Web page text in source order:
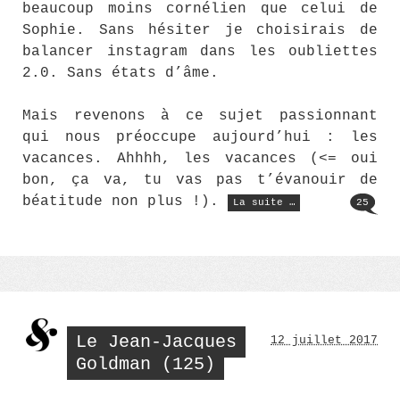
beaucoup moins cornélien que celui de
Sophie. Sans hésiter je choisirais de
balancer instagram dans les oubliettes
2.0. Sans états d’âme.
Mais revenons à ce sujet passionnant
qui nous préoccupe aujourd’hui : les
vacances. Ahhhh, les vacances (<= oui
bon, ça va, tu vas pas t’évanouir de
béatitude non plus !).
La suite …
« Sud
Luberon » 25
Le Jean-Jacques
Goldman (125)
12 juillet 2017